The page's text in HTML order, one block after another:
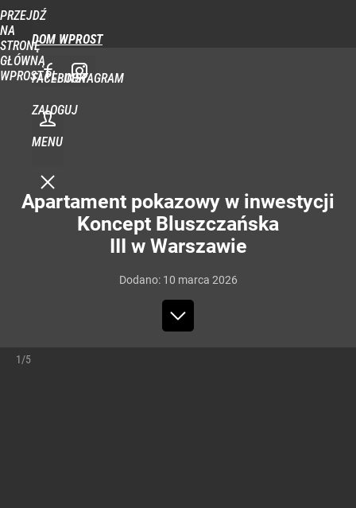
PRZEJDŹ
NA
STRONĘ
GŁÓWNĄ
WPROST.PL
DOM WPROST
FACEBOOKINSTAGRAM
ZALOGUJ
MENU
Apartament pokazowy w inwestycji
Koncept Bluszczańska
III w Warszawie
Dodano: 10 marca 2026